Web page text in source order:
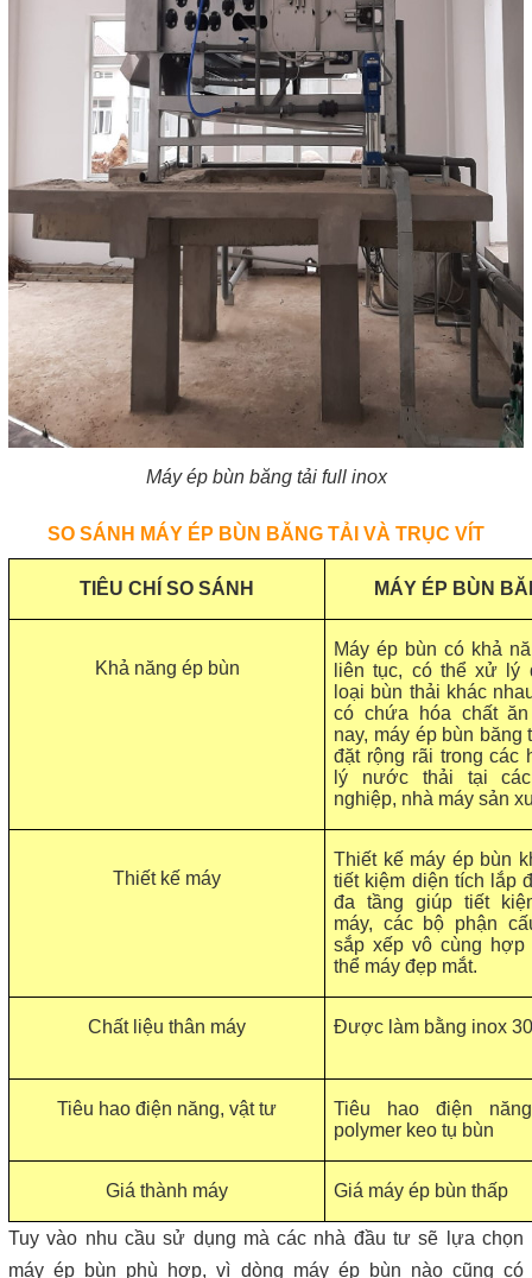
Máy ép bùn băng tải full inox
SO SÁNH MÁY ÉP BÙN BĂNG TẢI VÀ TRỤC VÍT
TIÊU CHÍ SO SÁNH MÁY ÉP BÙN
Khả năng ép bùn
Máy ép bùn có khả
liên tục, có thể xử lý
loại bùn thải khác
có chứa hóa chất
nay, máy ép bùn
đặt rộng rãi trong các
lý nước thải tại
nghiệp, nhà máy sản
Thiết kế máy
Thiết kế máy ép bùn
tiết kiệm diện tích lắp
đa tầng giúp tiết
máy, các bộ phận
sắp xếp vô cùng hợp
thể máy đẹp mắt.
Chất liệu thân máy Được làm bằng inox
Tiêu hao điện năng, vật tư
Tiêu hao điện
polymer keo tụ bùn
Giá thành máy Giá máy ép bùn thấp
Tuy vào nhu cầu sử dụng mà các nhà đầu tư sẽ lựa chọn
máy ép bùn phù hợp, vì dòng máy ép bùn nào cũng có